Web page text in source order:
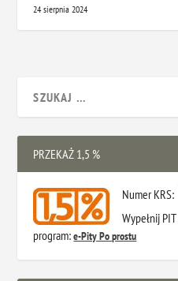
24 sierpnia 2024
PRZEKAŻ 1,5 %
Numer KRS:
Wypełnij
program:e-Pity Po prostu